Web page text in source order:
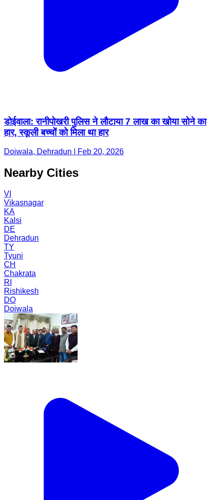
डोईवाला: रानीपोखरी पुलिस ने लौटाया 7 लाख का खोया सोने का
हार, स्कूली बच्चों को मिला था हार
Doiwala, Dehradun | Feb 20, 2026
Nearby Cities
VI
Vikasnagar
KA
Kalsi
DE
Dehradun
TY
Tyuni
CH
Chakrata
RI
Rishikesh
DO
Doiwala